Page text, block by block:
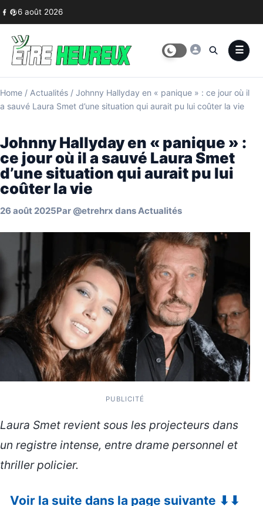
Skip to content
6 août 2026
Home / Actualités / Johnny Hallyday en « panique » : ce jour où il
a sauvé Laura Smet d’une situation qui aurait pu lui coûter la vie
Johnny Hallyday en « panique » :
ce jour où il a sauvé Laura Smet
d’une situation qui aurait pu lui
coûter la vie
26 août 2025Par @etrehrx dansActualités
PUBLICITÉ
Laura Smet revient sous les projecteurs dans
un registre intense, entre drame personnel et
thriller policier.
Voir la suite dans la page suivante ⬇⬇